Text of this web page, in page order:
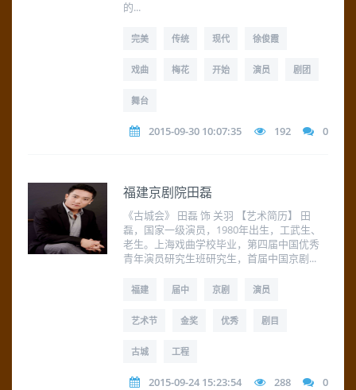
的...
完美 传统 现代 徐俊霞
戏曲 梅花 开始 演员 剧团
舞台
2015-09-30 10:07:35 192 0
福建京剧院田磊
《古城会》 田磊 饰 关羽 【艺术简历】 田
磊，国家一级演员，1980年出生，工武生、
老生。上海戏曲学校毕业，第四届中国优秀
青年演员研究生班研究生，首届中国京剧...
福建 届中 京剧 演员
艺术节 金奖 优秀 剧目
古城 工程
2015-09-24 15:23:54 288 0